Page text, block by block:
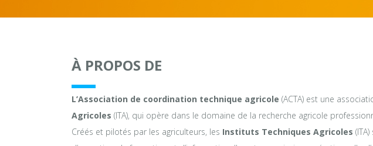
À PROPOS DE
L’Association de coordination technique agricole (ACTA) est une
Agricoles (ITA), qui opère dans le domaine de la recherche agricole
Créés et pilotés par les agriculteurs, les Instituts Techniques Agricoles